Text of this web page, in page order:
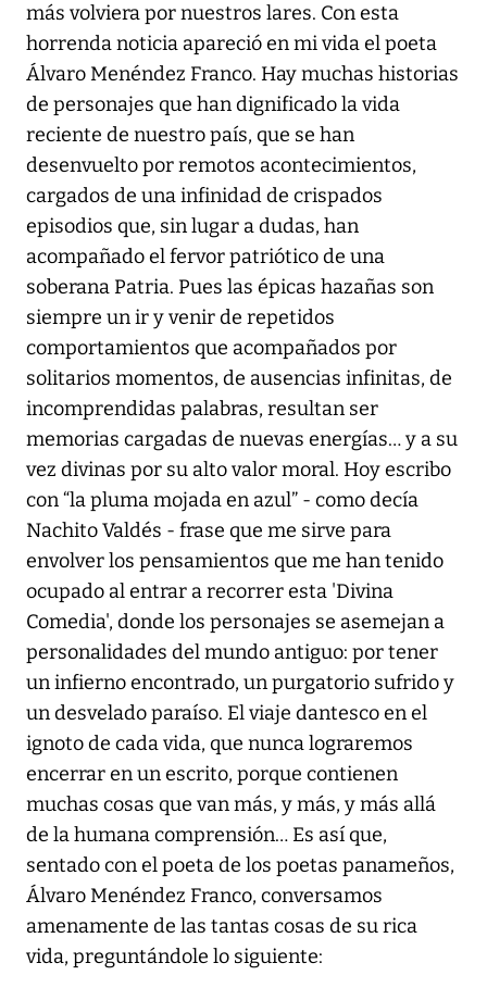
más volviera por nuestros lares. Con esta
horrenda noticia apareció en mi vida el poeta
Álvaro Menéndez Franco. Hay muchas historias
de personajes que han dignificado la vida
reciente de nuestro país, que se han
desenvuelto por remotos acontecimientos,
cargados de una infinidad de crispados
episodios que, sin lugar a dudas, han
acompañado el fervor patriótico de una
soberana Patria. Pues las épicas hazañas son
siempre un ir y venir de repetidos
comportamientos que acompañados por
solitarios momentos, de ausencias infinitas, de
incomprendidas palabras, resultan ser
memorias cargadas de nuevas energías… y a su
vez divinas por su alto valor moral. Hoy escribo
con “la pluma mojada en azul” - como decía
Nachito Valdés - frase que me sirve para
envolver los pensamientos que me han tenido
ocupado al entrar a recorrer esta 'Divina
Comedia', donde los personajes se asemejan a
personalidades del mundo antiguo: por tener
un infierno encontrado, un purgatorio sufrido y
un desvelado paraíso. El viaje dantesco en el
ignoto de cada vida, que nunca lograremos
encerrar en un escrito, porque contienen
muchas cosas que van más, y más, y más allá
de la humana comprensión… Es así que,
sentado con el poeta de los poetas panameños,
Álvaro Menéndez Franco, conversamos
amenamente de las tantas cosas de su rica
vida, preguntándole lo siguiente: